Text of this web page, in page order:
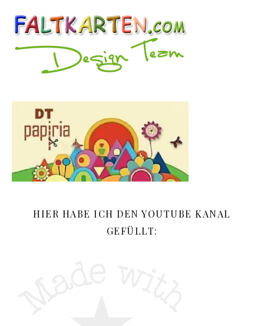
HIER HABE ICH DEN YOUTUBE KANAL
GEFÜLLT: